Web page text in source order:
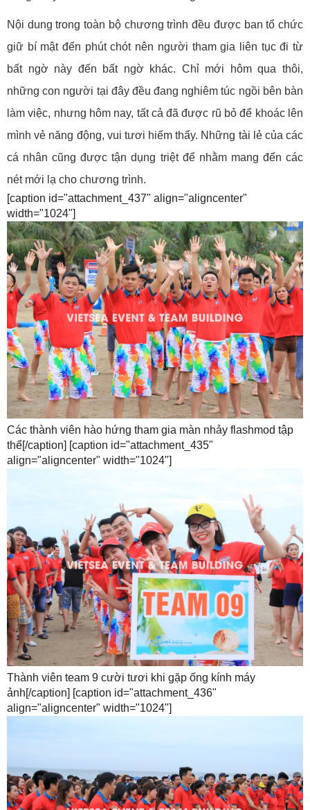
Nội dung trong toàn bộ chương trình đều được ban tổ chức
giữ bí mật đến phút chót nên người tham gia liên tục đi từ
bất ngờ này đến bất ngờ khác. Chỉ mới hôm qua thôi,
những con người tại đây đều đang nghiêm túc ngồi bên bàn
làm việc, nhưng hôm nay, tất cả đã được rũ bỏ để khoác lên
mình vẻ năng động, vui tươi hiếm thấy. Những tài lẻ của các
cá nhân cũng được tận dụng triệt để nhằm mang đến các
nét mới lạ cho chương trình.
[caption id="attachment_437" align="aligncenter"
width="1024"]
Các thành viên hào hứng tham gia màn nhảy flashmod tập
thể[/caption] [caption id="attachment_435"
align="aligncenter" width="1024"]
Thành viên team 9 cười tươi khi gặp ống kính máy
ảnh[/caption] [caption id="attachment_436"
align="aligncenter" width="1024"]